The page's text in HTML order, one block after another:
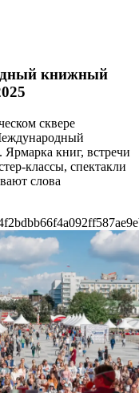
книжный
сквере
книг, встречи
классы, спектакли
слова